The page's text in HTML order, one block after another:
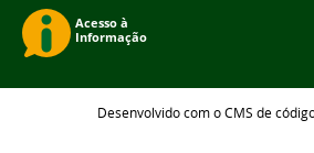
Desenvolvido com o CMS de